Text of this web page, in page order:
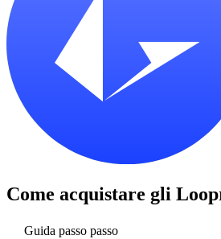
Come acquistare gli
Guida passo passo